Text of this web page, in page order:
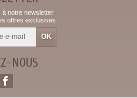
notre newsletter
offres exclusives
NOUS